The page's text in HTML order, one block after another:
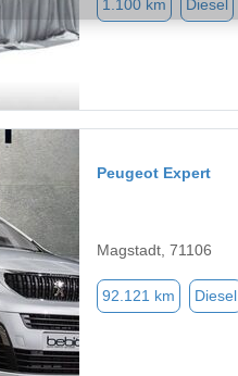
1.100 km Diesel
Peugeot Expert
Magstadt, 71106
92.121 km Diesel